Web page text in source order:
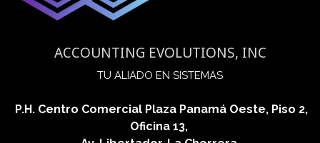
ACCOUNTING EVOLUTIONS, INC
​TU ALIADO EN SISTEMAS
P.H. Centro Comercial Plaza Panamá Oeste, Piso 2,
Oficina 13,